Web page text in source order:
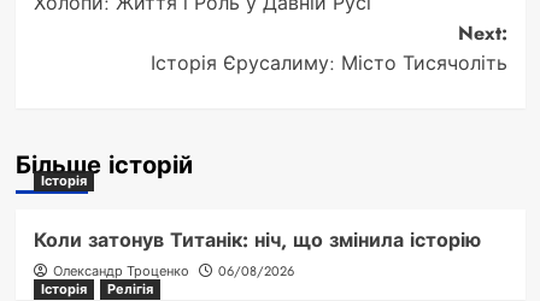
navigation
Next:
Історія Єрусалиму: Місто Тисячоліть
Більше історій
Історія
Коли затонув Титанік: ніч, що змінила історію
Олександр Троценко
06/08/2026
Історія
Релігія